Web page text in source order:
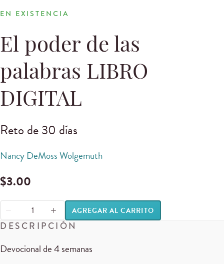
EN EXISTENCIA
El poder de las
palabras LIBRO
DIGITAL
Reto de 30 días
Nancy DeMoss Wolgemuth
$3.00
AGREGAR AL CARRITO
DESCRIPCIÓN
Devocional de 4 semanas